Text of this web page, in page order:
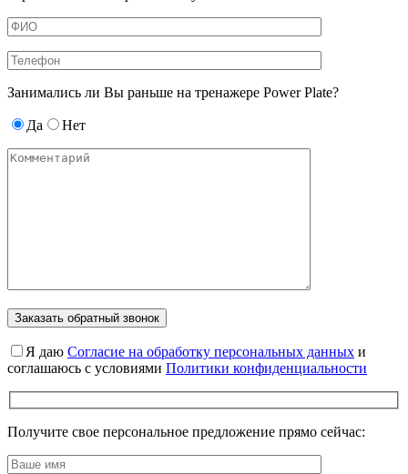
Занимались ли Вы раньше на тренажере Power Plate?
Да Нет
Я даю Cогласие на обработку персональных данных и
соглашаюсь с условиями Политики конфиденциальности
Получите свое персональное предложение прямо сейчас: